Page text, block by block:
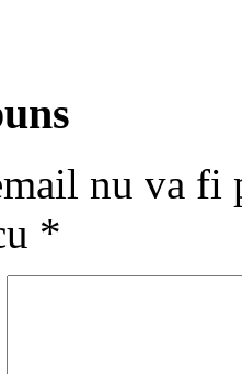
nu va fi
*